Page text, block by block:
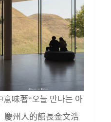
味著“오늘 만나는 아
慶州人的館長金文浩